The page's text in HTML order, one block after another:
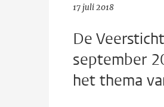
17 juli 2018
De
september
het thema